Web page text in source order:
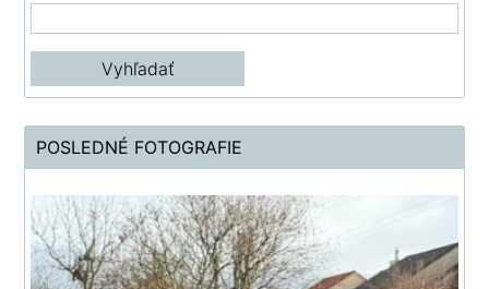
POSLEDNÉ FOTOGRAFIE